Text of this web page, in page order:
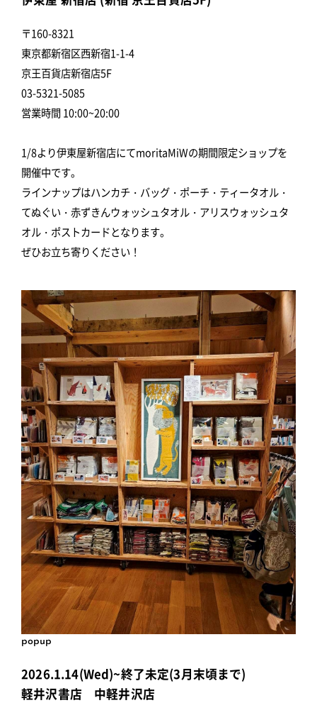
〒160-8321
東京都新宿区西新宿1-1-4
京王百貨店新宿店5F
03-5321-5085
営業時間 10:00~20:00
1/8より伊東屋新宿店にてmoritaMiWの期間限定ショップを
開催中です。
ラインナップはハンカチ・バッグ・ポーチ・ティータオル・
てぬぐい・赤ずきんウォッシュタオル・アリスウォッシュタ
オル・ポストカードとなります。
ぜひお立ち寄りください！
popup
2026.1.14(Wed)~終了未定(3月末頃まで)
軽井沢書店 中軽井沢店